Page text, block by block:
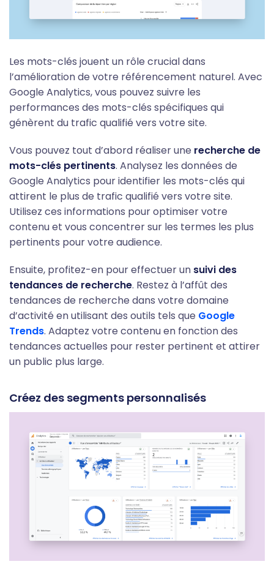
Les mots-clés jouent un rôle crucial dans
l’amélioration de votre référencement naturel. Avec
Google Analytics, vous pouvez suivre les
performances des mots-clés spécifiques qui
génèrent du trafic qualifié vers votre site.
Vous pouvez tout d’abord réaliser une recherche de
mots-clés pertinents. Analysez les données de
Google Analytics pour identifier les mots-clés qui
attirent le plus de trafic qualifié vers votre site.
Utilisez ces informations pour optimiser votre
contenu et vous concentrer sur les termes les plus
pertinents pour votre audience.
Ensuite, profitez-en pour effectuer un suivi des
tendances de recherche. Restez à l’affût des
tendances de recherche dans votre domaine
d’activité en utilisant des outils tels que Google
Trends. Adaptez votre contenu en fonction des
tendances actuelles pour rester pertinent et attirer
un public plus large.
Créez des segments personnalisés